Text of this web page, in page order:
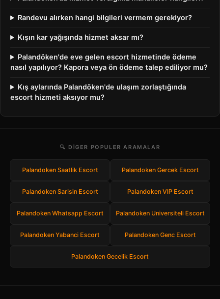
Randevu alırken hangi bilgileri vermem gerekiyor?
Kışın kar yağışında hizmet aksar mı?
Palandöken'de eve gelen escort hizmetinde ödeme
nasıl yapılıyor? Kapora veya ön ödeme talep ediliyor mu?
Kış aylarında Palandöken'de ulaşım zorlaştığında
escort hizmeti aksıyor mu?
🔍 DIGER POPULER ARAMALAR
Palandoken Saatlik Escort Palandoken Gercek Escort
Palandoken Sarisin Escort Palandoken VIP Escort
Palandoken Whatsapp Escort Palandoken Universiteli Escort
Palandoken Yabanci Escort Palandoken Genc Escort
Palandoken Gecelik Escort